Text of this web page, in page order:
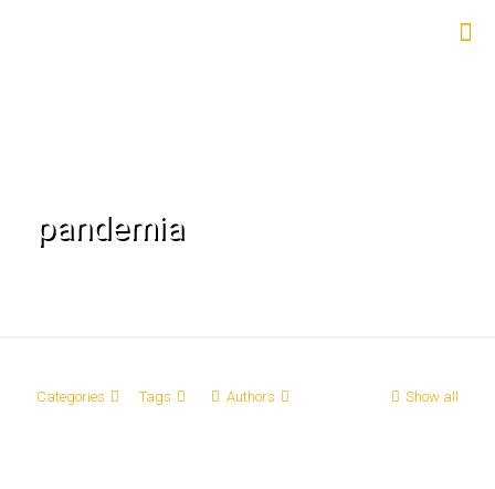
pandemia
Categories Tags Authors Show all